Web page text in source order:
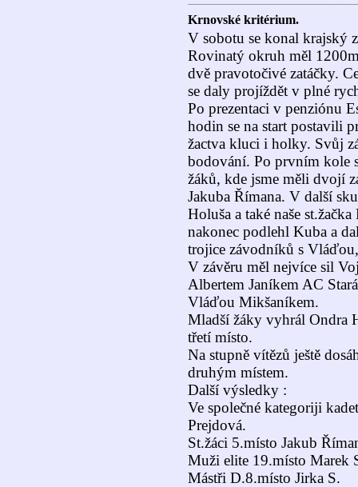
Krnovské kritérium.
V sobotu se konal krajský
Rovinatý okruh měl
dvě pravotočivé zatáčky.
se daly projíždět v plné
Po prezentaci v penziónu
hodin se na start postavili
žactva kluci i holky. Svůj
bodování. Po prvním kole
žáků, kde jsme měli dvojí
Jakuba Římana. V další
Holuša a také naše
nakonec podlehl Kuba a
trojice závodníků s
V závěru měl nejvíce sil
Albertem Janíkem AC
Vláďou Mikšaníkem.
Mladší žáky vyhrál Ondra
třetí místo.
Na stupně vítězů ještě
druhým místem.
Další výsledky :
Ve společné kategoriji
Prejdová.
St.žáci 5.místo Jakub
Muži elite 19.místo Marek
Mástři D.8.místo Jirka S.